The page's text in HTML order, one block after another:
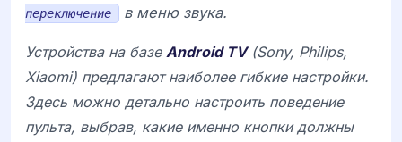
переключение в меню звука.
Устройства на базе Android TV(Sony, Philips,
Xiaomi) предлагают наиболее гибкие настройки.
Здесь можно детально настроить поведение
пульта, выбрав, какие именно кнопки должны